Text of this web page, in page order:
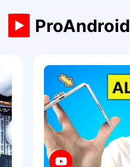
ProAndroid